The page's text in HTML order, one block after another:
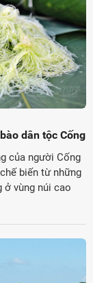
dân tộc Cống
của người Cống
biến từ những
vùng núi cao